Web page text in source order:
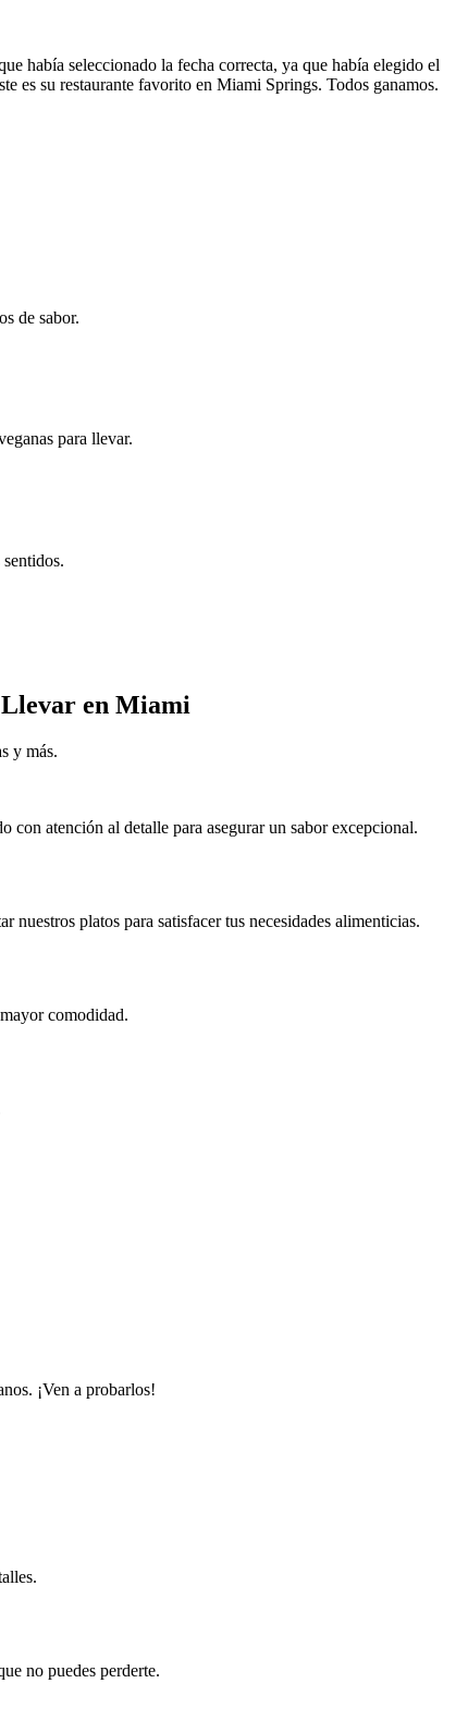
había seleccionado la fecha correcta, ya que había elegido el
es su restaurante favorito en Miami Springs. Todos ganamos.
de sabor.
para llevar.
Llevar en Miami
y más.
con atención al detalle para asegurar un sabor excepcional.
nuestros platos para satisfacer tus necesidades alimenticias.
comodidad.
¡Ven a probarlos!
no puedes perderte.